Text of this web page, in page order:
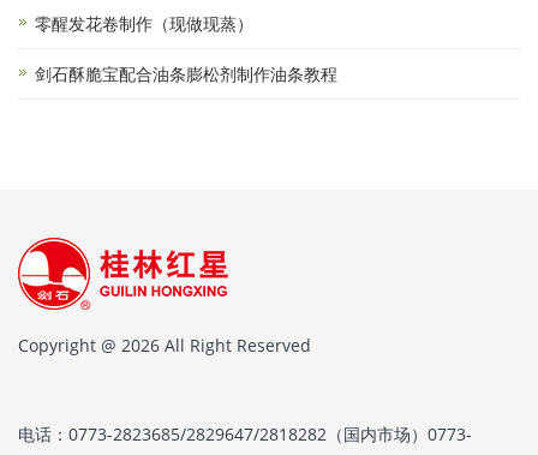
零醒发花卷制作（现做现蒸）
剑石酥脆宝配合油条膨松剂制作油条教程
Copyright @ 2026 All Right Reserved
电话：0773-2823685/2829647/2818282（国内市场）0773-